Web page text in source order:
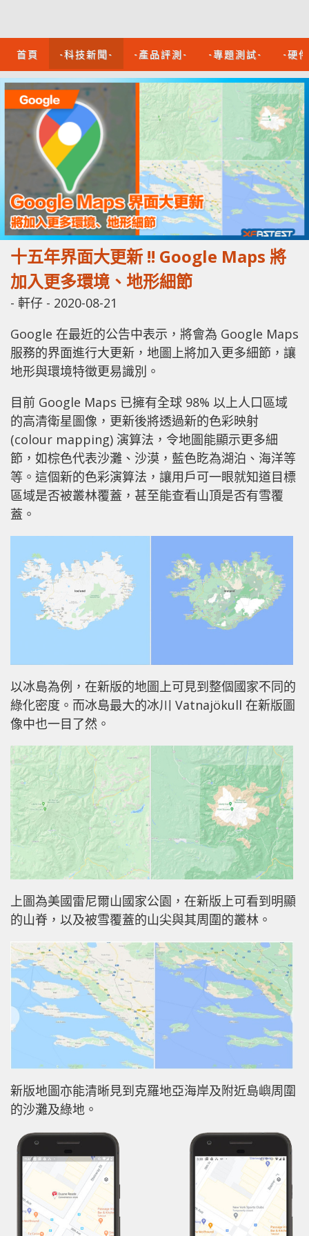
首頁 -科技新聞- -產品評測- -專題測試- -硬
十五年界面大更新 !! Google Maps 將
加入更多環境、地形細節
- 軒仔 - 2020-08-21
Google 在最近的公告中表示，將會為 Google Maps
服務的界面進行大更新，地圖上將加入更多細節，讓
地形與環境特徵更易識別。
目前 Google Maps 已擁有全球 98% 以上人口區域
的高清衛星圖像，更新後將透過新的色彩映射
(colour mapping) 演算法，令地圖能顯示更多細
節，如棕色代表沙灘、沙漠，藍色盵為湖泊、海洋等
等。這個新的色彩演算法，讓用戶可一眼就知道目標
區域是否被叢林覆蓋，甚至能查看山頂是否有雪覆
蓋。
以冰島為例，在新版的地圖上可見到整個國家不同的
綠化密度。而冰島最大的冰川 Vatnajökull 在新版圖
像中也一目了然。
上圖為美國雷尼爾山國家公園，在新版上可看到明顯
的山脊，以及被雪覆蓋的山尖與其周圍的叢林。
新版地圖亦能清晰見到克羅地亞海岸及附近島嶼周圍
的沙灘及綠地。